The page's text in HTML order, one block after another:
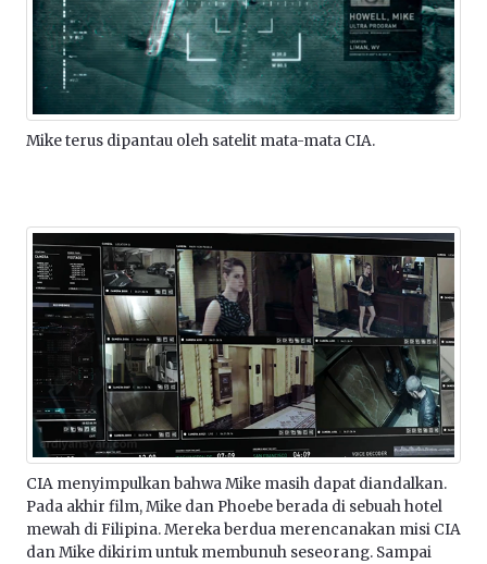
Mike terus dipantau oleh satelit mata-mata CIA.
CIA menyimpulkan bahwa Mike masih dapat diandalkan.
Pada akhir film, Mike dan Phoebe berada di sebuah hotel
mewah di Filipina. Mereka berdua merencanakan misi CIA
dan Mike dikirim untuk membunuh seseorang. Sampai